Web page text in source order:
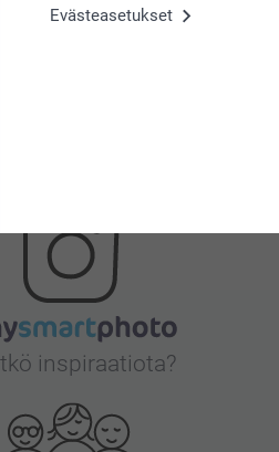
Evästeasetukset
inspiraatiota?